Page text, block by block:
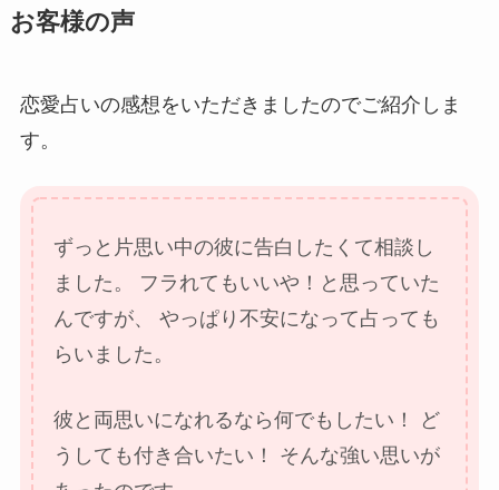
お客様の声
恋愛占いの感想をいただきましたのでご紹介しま
す。
ずっと片思い中の彼に告白したくて相談し
ました。
フラれてもいいや！と思っていた
んですが、
やっぱり不安になって占っても
らいました。
彼と両思いになれるなら何でもしたい！
ど
うしても付き合いたい！
そんな強い思いが